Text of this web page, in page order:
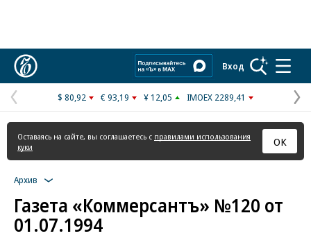
Вход
Предыдущая
страница
$ 80,92 € 93,19 ¥ 12,05 IMOEX 2289,41
Оставаясь на сайте, вы соглашаетесь с правилами использования
куки
ОК
Архив
Газета «Коммерсантъ» №120 от
01.07.1994